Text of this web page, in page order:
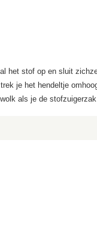
het stof op en sluit
je het hendeltje
als je de